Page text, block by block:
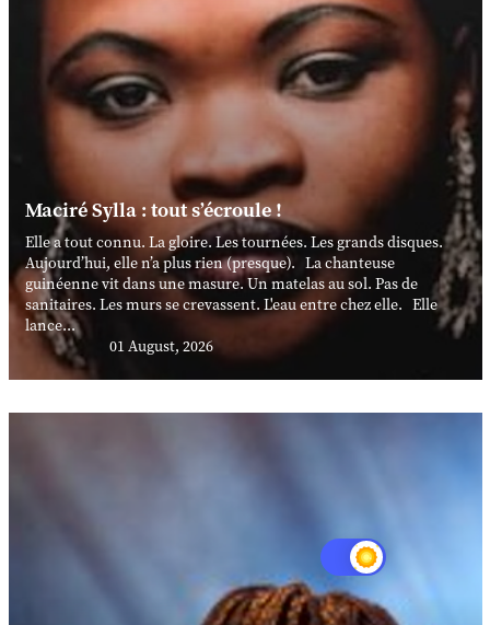
Maciré Sylla : tout s’écroule !
Elle a tout connu. La gloire. Les tournées. Les grands disques.
Aujourd’hui, elle n’a plus rien (presque). La chanteuse
guinéenne vit dans une masure. Un matelas au sol. Pas de
sanitaires. Les murs se crevassent. L'eau entre chez elle. Elle
lance...
01 August, 2026